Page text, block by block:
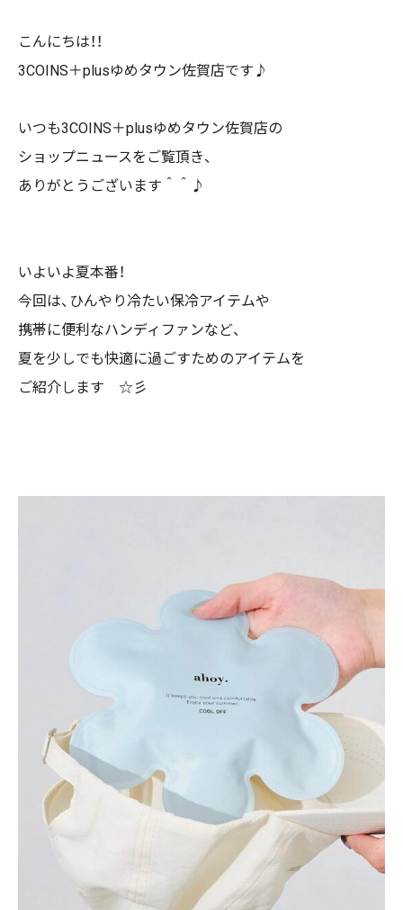
こんにちは！！
3COINS＋plusゆめタウン佐賀店です♪
いつも3COINS＋plusゆめタウン佐賀店の
ショップニュースをご覧頂き、
ありがとうございます＾＾♪
いよいよ夏本番！
今回は、ひんやり冷たい保冷アイテムや
携帯に便利なハンディファンなど、
夏を少しでも快適に過ごすためのアイテムを
ご紹介します ☆彡